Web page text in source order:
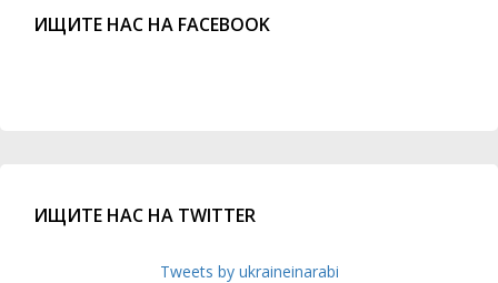
ИЩИТЕ НАС НА FACEBOOK
ИЩИТЕ НАС НА TWITTER
Tweets by ukraineinarabi